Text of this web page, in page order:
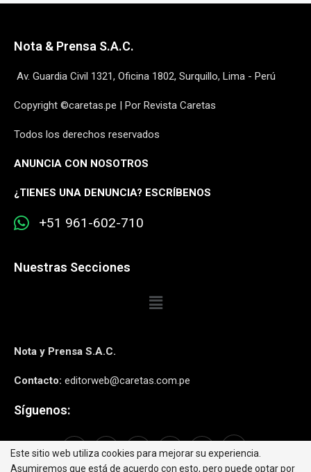
Nota & Prensa S.A.C.
Av. Guardia Civil 1321, Oficina 1802, Surquillo, Lima - Perú
Copyright ©caretas.pe | Por Revista Caretas
Todos los derechos reservados
ANUNCIA CON NOSOTROS
¿TIENES UNA DENUNCIA? ESCRÍBENOS
+51 961-602-710
Nuestras Secciones
Nota y Prensa S.A.C.
Contacto: editorweb@caretas.com.pe
Síguenos:
Este sitio web utiliza cookies para mejorar su experiencia.
Asumiremos que está de acuerdo con esto, pero puede optar por